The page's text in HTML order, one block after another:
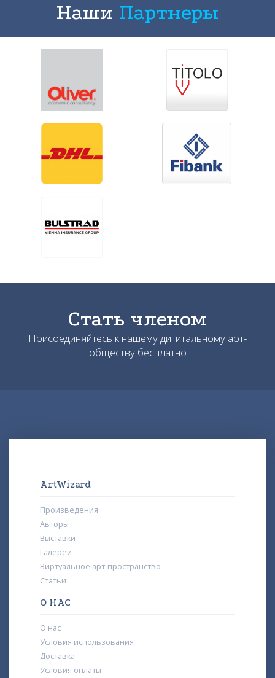
Наши Партнеры
Стать членом
Присоединяйтесь к нашему дигитальному арт-
обществу бесплатно
ArtWizard
Произведения
Авторы
Выставки
Галереи
Виртуальное арт-пространство
Статьи
О НАС
О нас
Условия использования
Доставка
Условия оплаты